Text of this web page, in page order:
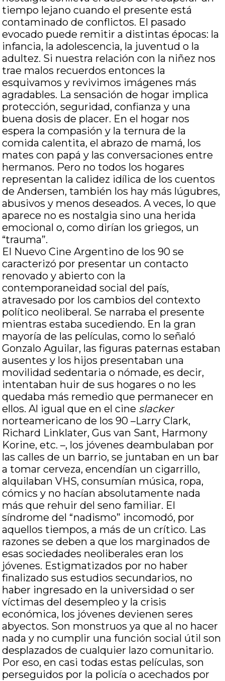
tiempo lejano cuando el presente está
contaminado de conflictos. El pasado
evocado puede remitir a distintas épocas: la
infancia, la adolescencia, la juventud o la
adultez. Si nuestra relación con la niñez nos
trae malos recuerdos entonces la
esquivamos y revivimos imágenes más
agradables. La sensación de hogar implica
protección, seguridad, confianza y una
buena dosis de placer. En el hogar nos
espera la compasión y la ternura de la
comida calentita, el abrazo de mamá, los
mates con papá y las conversaciones entre
hermanos. Pero no todos los hogares
representan la calidez idílica de los cuentos
de Andersen, también los hay más lúgubres,
abusivos y menos deseados. A veces, lo que
aparece no es nostalgia sino una herida
emocional o, como dirían los griegos, un
“trauma”.
El Nuevo Cine Argentino de los 90 se
caracterizó por presentar un contacto
renovado y abierto con la
contemporaneidad social del país,
atravesado por los cambios del contexto
político neoliberal. Se narraba el presente
mientras estaba sucediendo. En la gran
mayoría de las películas, como lo señaló
Gonzalo Aguilar, las figuras paternas estaban
ausentes y los hijos presentaban una
movilidad sedentaria o nómade, es decir,
intentaban huir de sus hogares o no les
quedaba más remedio que permanecer en
ellos. Al igual que en el cine slacker
norteamericano de los 90 –Larry Clark,
Richard Linklater, Gus van Sant, Harmony
Korine, etc. –, los jóvenes deambulaban por
las calles de un barrio, se juntaban en un bar
a tomar cerveza, encendían un cigarrillo,
alquilaban VHS, consumían música, ropa,
cómics y no hacían absolutamente nada
más que rehuir del seno familiar. El
síndrome del “nadismo” incomodó, por
aquellos tiempos, a más de un crítico. Las
razones se deben a que los marginados de
esas sociedades neoliberales eran los
jóvenes. Estigmatizados por no haber
finalizado sus estudios secundarios, no
haber ingresado en la universidad o ser
víctimas del desempleo y la crisis
económica, los jóvenes devienen seres
abyectos. Son monstruos ya que al no hacer
nada y no cumplir una función social útil son
desplazados de cualquier lazo comunitario.
Por eso, en casi todas estas películas, son
perseguidos por la policía o acechados por